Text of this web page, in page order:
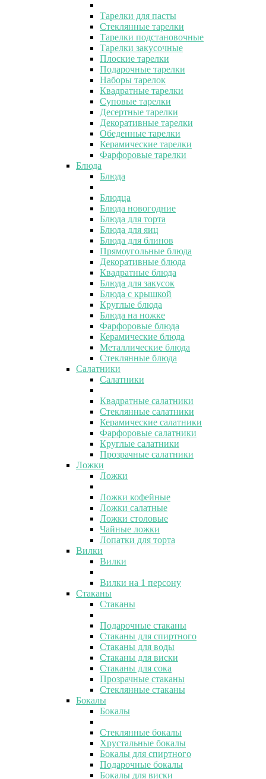
Тарелки для пасты
Стеклянные тарелки
Тарелки подстановочные
Тарелки закусочные
Плоские тарелки
Подарочные тарелки
Наборы тарелок
Квадратные тарелки
Суповые тарелки
Десертные тарелки
Декоративные тарелки
Обеденные тарелки
Керамические тарелки
Фарфоровые тарелки
Блюда
Блюда
Блюдца
Блюда новогодние
Блюда для торта
Блюда для яиц
Блюда для блинов
Прямоугольные блюда
Декоративные блюда
Квадратные блюда
Блюда для закусок
Блюда с крышкой
Круглые блюда
Блюда на ножке
Фарфоровые блюда
Керамические блюда
Металлические блюда
Стеклянные блюда
Салатники
Салатники
Квадратные салатники
Стеклянные салатники
Керамические салатники
Фарфоровые салатники
Круглые салатники
Прозрачные салатники
Ложки
Ложки
Ложки кофейные
Ложки салатные
Ложки столовые
Чайные ложки
Лопатки для торта
Вилки
Вилки
Вилки на 1 персону
Стаканы
Стаканы
Подарочные стаканы
Стаканы для спиртного
Стаканы для воды
Стаканы для виски
Стаканы для сока
Прозрачные стаканы
Стеклянные стаканы
Бокалы
Бокалы
Стеклянные бокалы
Хрустальные бокалы
Бокалы для спиртного
Подарочные бокалы
Бокалы для виски